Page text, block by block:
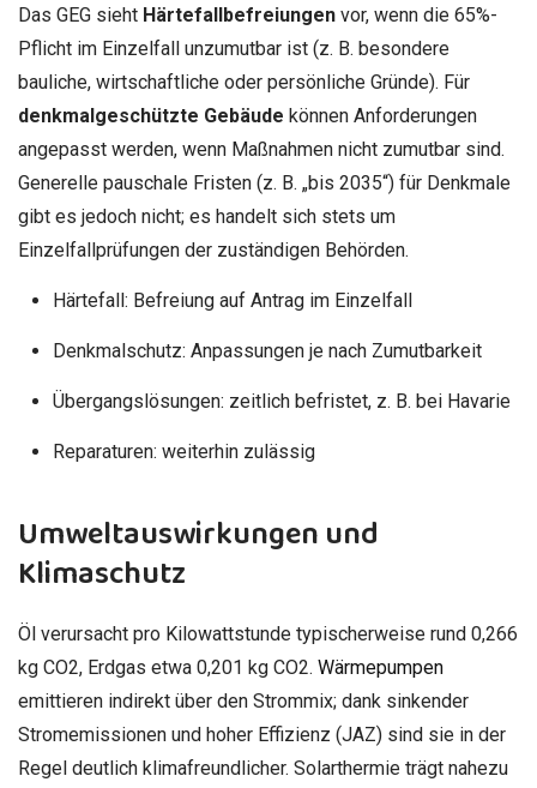
Das GEG sieht Härtefallbefreiungen vor, wenn die 65%-
Pflicht im Einzelfall unzumutbar ist (z. B. besondere
bauliche, wirtschaftliche oder persönliche Gründe). Für
denkmalgeschützte Gebäude können Anforderungen
angepasst werden, wenn Maßnahmen nicht zumutbar sind.
Generelle pauschale Fristen (z. B. „bis 2035“) für Denkmale
gibt es jedoch nicht; es handelt sich stets um
Einzelfallprüfungen der zuständigen Behörden.
Härtefall: Befreiung auf Antrag im Einzelfall
Denkmalschutz: Anpassungen je nach Zumutbarkeit
Übergangslösungen: zeitlich befristet, z. B. bei Havarie
Reparaturen: weiterhin zulässig
Umweltauswirkungen und
Klimaschutz
Öl verursacht pro Kilowattstunde typischerweise rund 0,266
kg CO2, Erdgas etwa 0,201 kg CO2. Wärmepumpen
emittieren indirekt über den Strommix; dank sinkender
Stromemissionen und hoher Effizienz (JAZ) sind sie in der
Regel deutlich klimafreundlicher. Solarthermie trägt nahezu